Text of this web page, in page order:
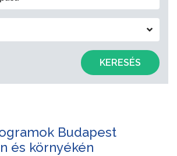
KERESÉS
Budapest
és környékén